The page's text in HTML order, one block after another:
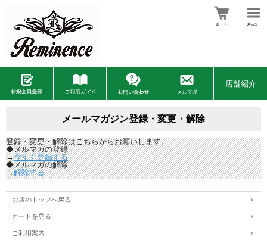
店舗紹介
メールマガジン登録・変更・解除
登録・変更・解除はこちらからお願いします。
◆メルマガの登録
→今すぐ登録する
◆メルマガの解除
→解除する
お店のトップへ戻る
カートを見る
ご利用案内